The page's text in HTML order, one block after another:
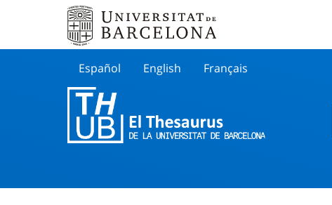
Español English Français